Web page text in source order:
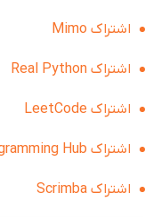
اشتراک Mimo
اشتراک Real Python
اشتراک LeetCode
اشتراک Programming Hub
اشتراک Scrimba